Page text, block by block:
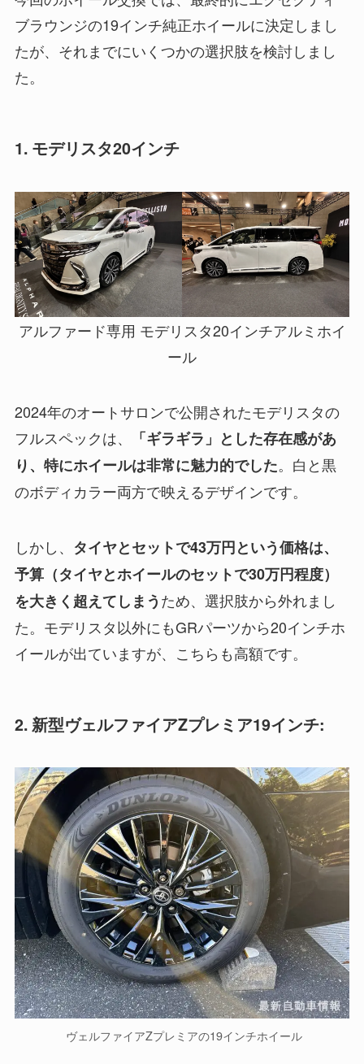
ブラウンジの19インチ純正ホイールに決定しまし
たが、それまでにいくつかの選択肢を検討しまし
た。
1. モデリスタ20インチ
アルファード専用 モデリスタ20インチアルミホイ
ール
2024年のオートサロンで公開されたモデリスタの
フルスペックは、
「ギラギラ」とした存在感があ
り、特にホイールは非常に魅力的でした。白と黒
のボディカラー両方で映えるデザインです。
しかし、 タイヤとセットで43万円という価格は、
予算（タイヤとホイールのセットで30万円程度）
を大きく超えてしまうため、選択肢から外れまし
た。モデリスタ以外にもGRパーツから20インチホ
イールが出ていますが、こちらも高額です。
2. 新型ヴェルファイアZプレミア19インチ:
ヴェルファイアZプレミアの19インチホイール